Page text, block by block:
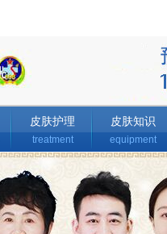
皮肤护理
treatment
皮肤知识
equipment